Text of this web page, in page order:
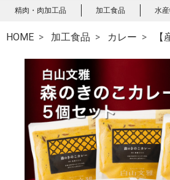
精肉・肉加工品 加工食品 水
HOME 加工食品 カレー